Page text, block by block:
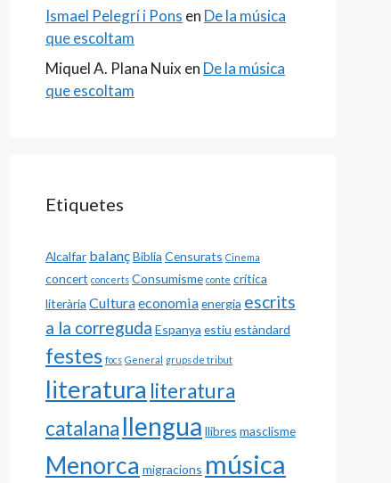
Ismael Pelegrí i Pons en De la música
que escoltam
Miquel A. Plana Nuix en De la música
que escoltam
Etiquetes
Alcalfar balançBiblia Censurats Cinema
concert concerts Consumisme conte crítica
literària Culturaeconomiaenergia escrits
a la correguda Espanya estiu estàndard
festes focs General grups de tribut
literatura literatura
catalana llengua llibres masclisme
Menorca migracions música